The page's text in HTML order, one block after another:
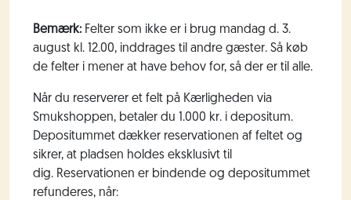
Bemærk: Felter som ikke er i brug mandag d. 3.
august kl. 12.00, inddrages til andre gæster. Så køb
de felter i mener at have behov for, så der er til alle.
Når du reserverer et felt på Kærligheden via
Smukshoppen, betaler du 1.000 kr. i depositum.
Depositummet dækker reservationen af feltet og
sikrer, at pladsen holdes eksklusivt til
dig. Reservationen er bindende og depositummet
refunderes, når: